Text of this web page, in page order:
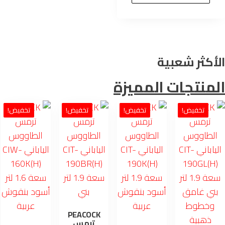
ر.س 179.00. ر.س 155.00.
شعبية
المميزة
تخفيض! تخفيض! تخفيض!
PEACOCK
تخفيض!